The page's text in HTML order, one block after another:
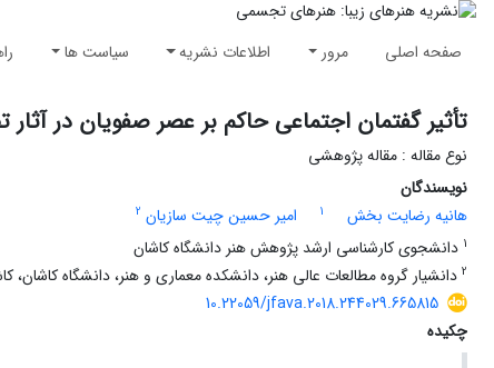
صفحه اصلی مرور اطلاعات نشریه سیاست ها
تأثیر گفتمان اجتماعی حاکم بر عصر صفویان در
نوع مقاله : مقاله پژوهشی
نویسندگان
هانیه رضایت بخش
1 امیر حسین چیت سازیان 2
1 دانشجوی کارشناسی ارشد پژوهش هنر دانشگاه کاشان
2 دانشیار گروه مطالعات عالی هنر، دانشکده معماری و هنر، دانشگاه کاشان،
10.22059/jfava.2018.244029.665815
چکیده